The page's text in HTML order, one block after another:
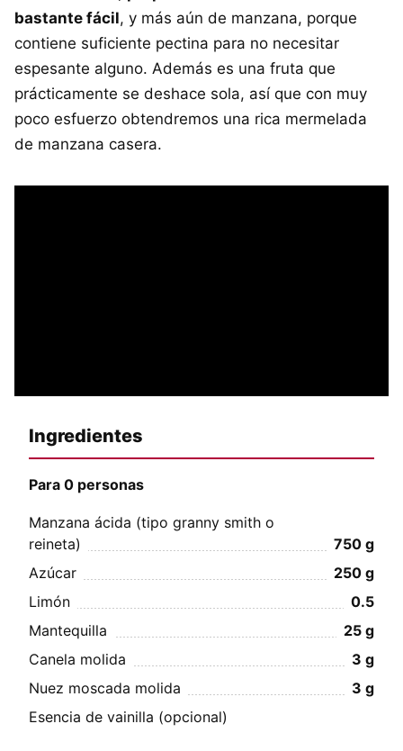
bastante fácil, y más aún de manzana, porque
contiene suficiente pectina para no necesitar
espesante alguno. Además es una fruta que
prácticamente se deshace sola, así que con muy
poco esfuerzo obtendremos una rica mermelada
de manzana casera.
Ingredientes
Para 0 personas
Manzana ácida (tipo granny smith o
reineta)
750 g
Azúcar
250 g
Limón
0.5
Mantequilla
25 g
Canela molida
3 g
Nuez moscada molida
3 g
Esencia de vainilla (opcional)